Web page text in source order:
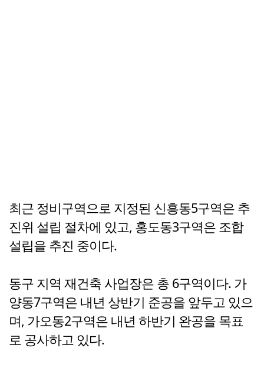
최근 정비구역으로 지정된 신흥동5구역은 추
진위 설립 절차에 있고, 홍도동3구역은 조합
설립을 추진 중이다.
동구 지역 재건축 사업장은 총 6구역이다. 가
양동7구역은 내년 상반기 준공을 앞두고 있으
며, 가오동2구역은 내년 하반기 완공을 목표
로 공사하고 있다.